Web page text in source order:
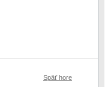
Späť hore